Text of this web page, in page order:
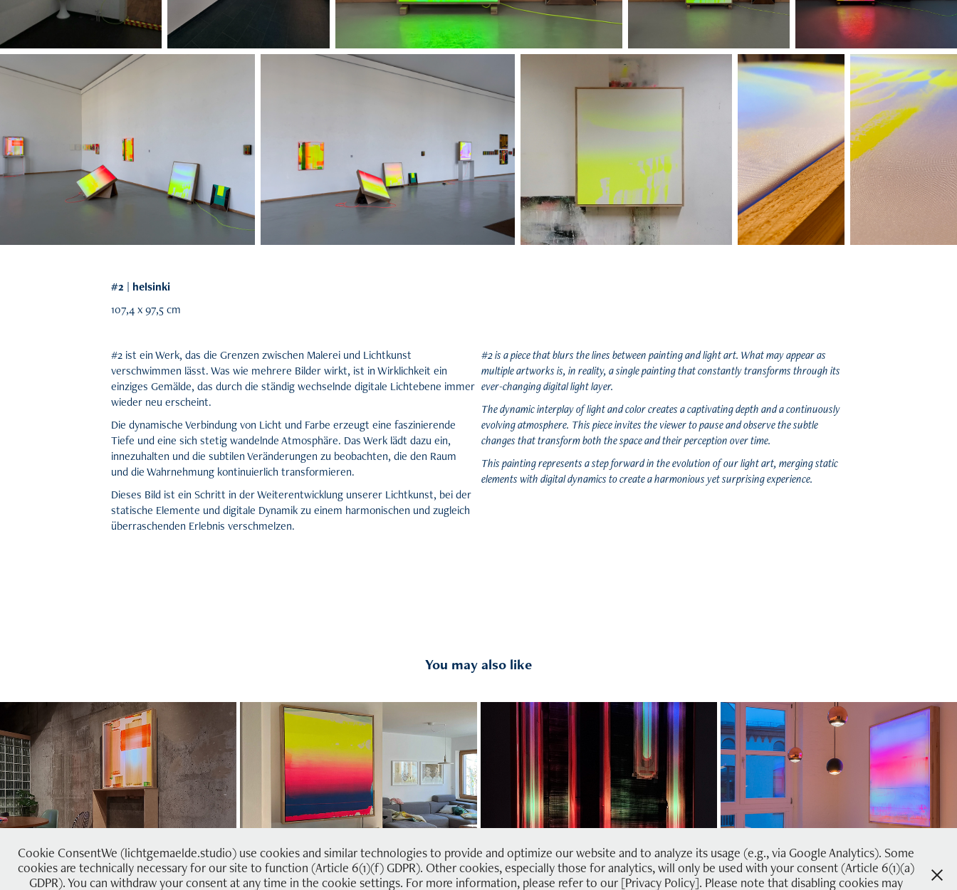
#2 | helsinki
107,4 x 97,5 cm
#2 ist ein Werk, das die Grenzen zwischen Malerei und Lichtkunst
verschwimmen lässt. Was wie mehrere Bilder wirkt, ist in Wirklichkeit ein
einziges Gemälde, das durch die ständig wechselnde digitale Lichtebene immer
wieder neu erscheint.
Die dynamische Verbindung von Licht und Farbe erzeugt eine faszinierende
Tiefe und eine sich stetig wandelnde Atmosphäre. Das Werk lädt dazu ein,
innezuhalten und die subtilen Veränderungen zu beobachten, die den Raum
und die Wahrnehmung kontinuierlich transformieren.
Dieses Bild ist ein Schritt in der Weiterentwicklung unserer Lichtkunst, bei der
statische Elemente und digitale Dynamik zu einem harmonischen und zugleich
überraschenden Erlebnis verschmelzen.​​​​​​​
#2 is a piece that blurs the lines between painting and light art. What may appear as
multiple artworks is, in reality, a single painting that constantly transforms through its
ever-changing digital light layer.
The dynamic interplay of light and color creates a captivating depth and a continuously
evolving atmosphere. This piece invites the viewer to pause and observe the subtle
changes that transform both the space and their perception over time.
This painting represents a step forward in the evolution of our light art, merging static
elements with digital dynamics to create a harmonious yet surprising experience.
You may also like
#8 | hongkong
2024
#3 | beijing
2024
#10 | new york
2026
Cookie ConsentWe (lichtgemaelde.studio) use cookies and similar technologies to provide and optimize our website and to analyze its usage (e.g., via Google Analytics). Some
cookies are technically necessary for our site to function (Article 6(1)(f) GDPR). Other cookies, especially those for analytics, will only be used with your consent (Article 6(1)(a)
GDPR). You can withdraw your consent at any time in the cookie settings. For more information, please refer to our [Privacy Policy]. Please note that disabling cookies may